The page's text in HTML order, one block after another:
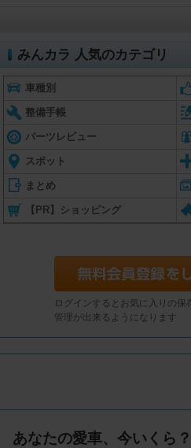
みんカラ 人気のカテゴリ
車種別
整備手帳
パーツレビュー
スポット
まとめ
【PR】ショッピング
ログインするとお気に入りの保
管理が出来るようになります
あなたの愛車、今いくら？